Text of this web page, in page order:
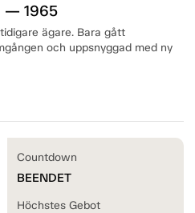
— 1965
ägare. Bara gått
och uppsnyggad med ny
Countdown
BEENDET
Höchstes Gebot